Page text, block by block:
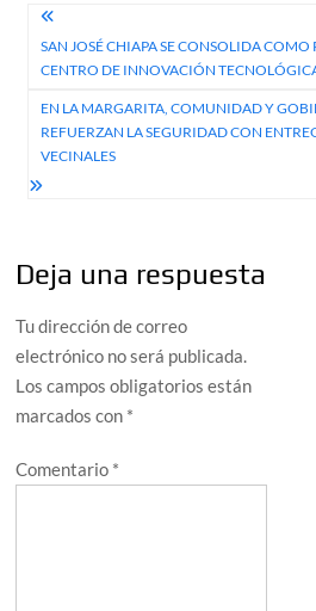
Navegación
de
entradas
SAN JOSÉ CHIAPA SE CONSOLIDA COMO
CENTRO DE INNOVACIÓN
EN LA MARGARITA, COMUNIDAD Y
REFUERZAN LA SEGURIDAD CON
VECINALES
Deja una respuesta
Tu dirección de correo
electrónico no será publicada.
Los campos obligatorios están
marcados con *
Comentario *